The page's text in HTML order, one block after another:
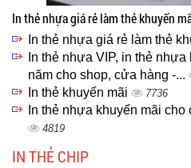
In thẻ nhựa giá rẻ làm thẻ khuyến
In thẻ nhựa giá rẻ làm thẻ
In thẻ nhựa VIP, in thẻ
năm cho shop, cửa hàng -...
In thẻ khuyến mãi 7736
In thẻ nhựa khuyến mãi
4819
IN THẺ CHIP